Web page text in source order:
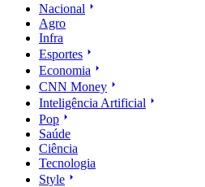
Nacional
Agro
Infra
Esportes
Economia
CNN Money
Inteligência Artificial
Pop
Saúde
Ciência
Tecnologia
Style